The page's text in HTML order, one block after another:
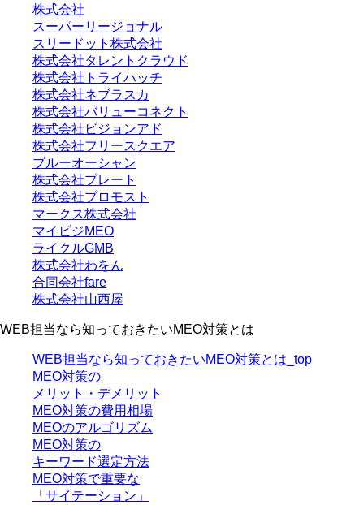
株式会社
スーパーリージョナル
スリードット株式会社
株式会社タレントクラウド
株式会社トライハッチ
株式会社ネブラスカ
株式会社バリューコネクト
株式会社ビジョンアド
株式会社フリースクエア
ブルーオーシャン
株式会社プレート
株式会社プロモスト
マークス株式会社
マイビジMEO
ライクルGMB
株式会社わをん
合同会社fare
株式会社山西屋
WEB担当なら知っておきたいMEO対策とは
WEB担当なら知っておきたいMEO対策とは_top
MEO対策の
メリット・デメリット
MEO対策の費用相場
MEOのアルゴリズム
MEO対策の
キーワード選定方法
MEO対策で重要な
「サイテーション」